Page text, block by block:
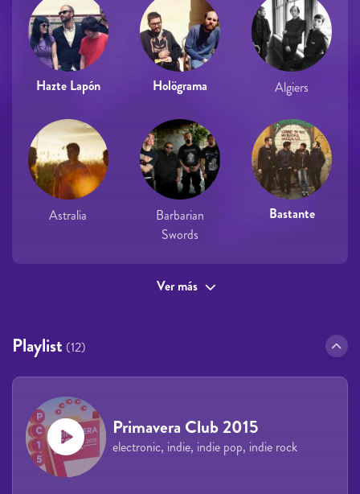
Hazte Lapón Holögrama Algiers
Astralia
Barbarian
Swords
Bastante
Ver más
Playlist (12)
Primavera Club 2015
electronic, indie, indie pop, indie rock